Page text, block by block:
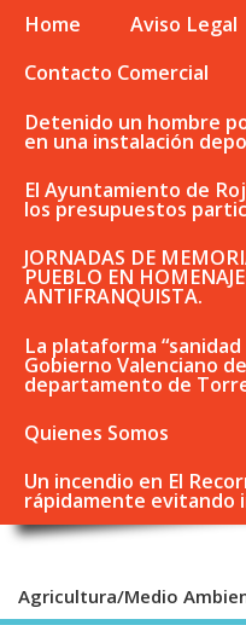
Home Aviso Legal
Contacto Comercial
Detenido un hombre
en una instalación
El Ayuntamiento de
los presupuestos
JORNADAS DE
PUEBLO EN
ANTIFRANQUISTA.
La plataforma
Gobierno Valenciano
departamento de
Quienes Somos
Un incendio en El
rápidamente evitando
Agricultura/Medio